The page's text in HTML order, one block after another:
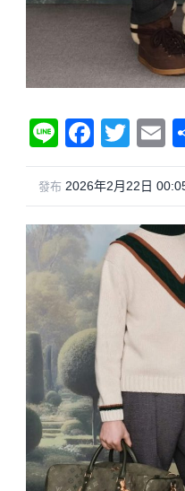
Li
n
e
F
a
c
e
b
o
o
k
T
wi
tt
er
E
發布 2026年2月22日